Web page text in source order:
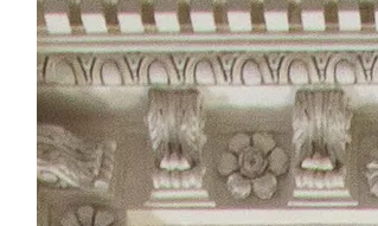
RADIO
WEB
RADIO
PLAYLIST